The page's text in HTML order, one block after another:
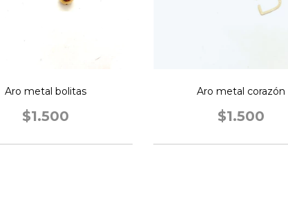
Aro metal bolitas
$1.500
Aro metal corazón
$1.500